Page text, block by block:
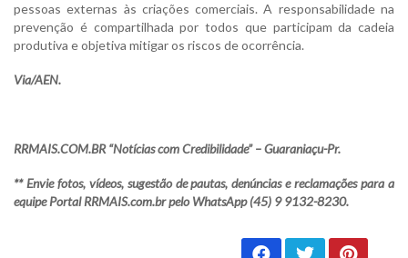
pessoas externas às criações comerciais. A responsabilidade na
prevenção é compartilhada por todos que participam da cadeia
produtiva e objetiva mitigar os riscos de ocorrência.
Via/AEN.
RRMAIS.COM.BR “Notícias com Credibilidade” – Guaraniaçu-Pr.
** Envie fotos, vídeos, sugestão de pautas, denúncias e reclamações para a
equipe Portal RRMAIS.com.br pelo WhatsApp (45) 9 9132-8230.